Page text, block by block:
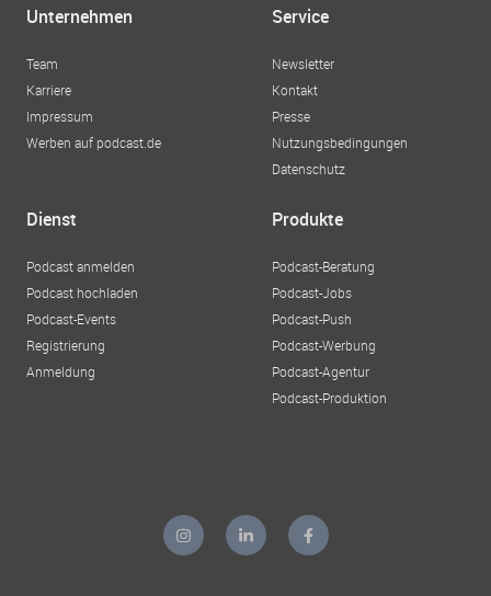
Unternehmen
Team
Karriere
Impressum
Werben auf podcast.de
Service
Newsletter
Kontakt
Presse
Nutzungsbedingungen
Datenschutz
Dienst
Podcast anmelden
Podcast hochladen
Podcast-Events
Registrierung
Anmeldung
Produkte
Podcast-Beratung
Podcast-Jobs
Podcast-Push
Podcast-Werbung
Podcast-Agentur
Podcast-Produktion